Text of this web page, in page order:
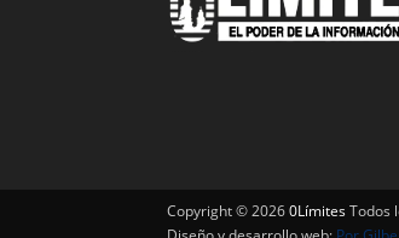
Copyright © 20260LímitesTodos